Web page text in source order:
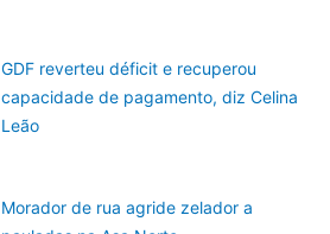
GDF reverteu déficit e recuperou
capacidade de pagamento, diz Celina
Leão
Morador de rua agride zelador a